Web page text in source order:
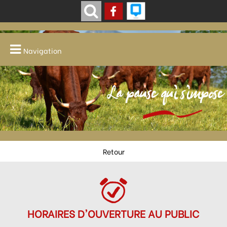
Navigation
La pause qui s'impose
Retour
HORAIRES D'OUVERTURE AU PUBLIC